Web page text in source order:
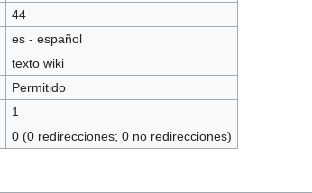
44
es - español
texto wiki
Permitido
1
0 (0 redirecciones; 0 no redirecciones)